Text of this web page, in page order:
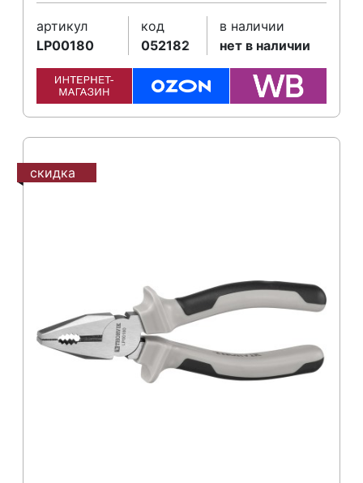
артикул
LP00180
код
052182
в наличии
нет в наличии
скидка